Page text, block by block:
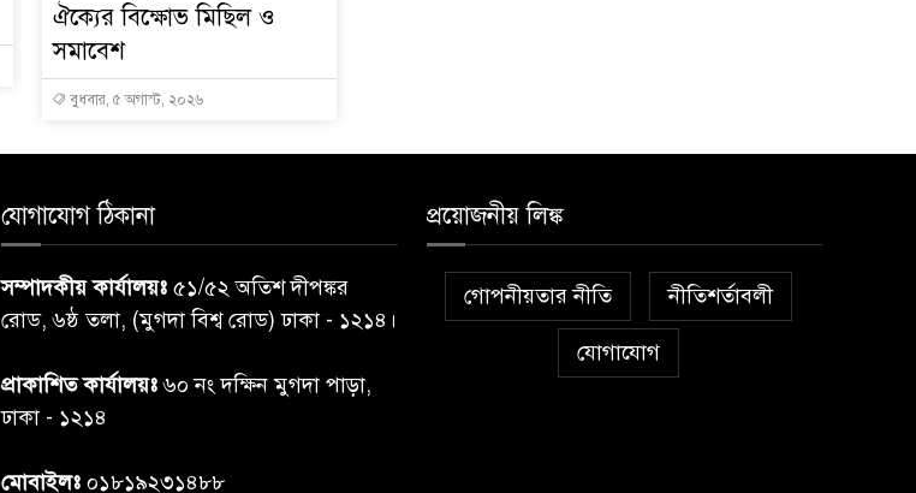
ঐক্যের বিক্ষোভ মিছিল ও
সমাবেশ
বুধবার, ৫ অগাস্ট, ২০২৬
যোগাযোগ ঠিকানা
সম্পাদকীয় কার্যালয়ঃ ৫১/৫২ অতিশ দীপঙ্কর
রোড, ৬ষ্ঠ তলা, (মুগদা বিশ্ব রোড) ঢাকা - ১২১৪।
প্রাকাশিত কার্যালয়ঃ৬০ নং দক্ষিন মুগদা পাড়া,
ঢাকা - ১২১৪
মোবাইলঃ ০১৮১৯২৩১৪৮৮
প্রয়োজনীয় লিঙ্ক
গোপনীয়তার নীতি নীতিশর্তাবলী
যোগাযোগ